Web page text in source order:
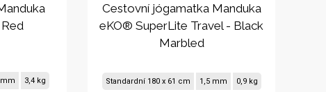
3,4 kg
Cestovní jógamatka Manduka
eKO® SuperLite Travel - Black
Marbled
Standardní 180 x 61 cm 1,5 mm 0,9 kg